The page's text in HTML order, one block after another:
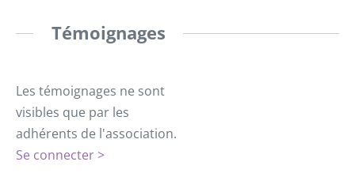
Témoignages
Les témoignages ne sont
visibles que par les
adhérents de l'association.
Se connecter >